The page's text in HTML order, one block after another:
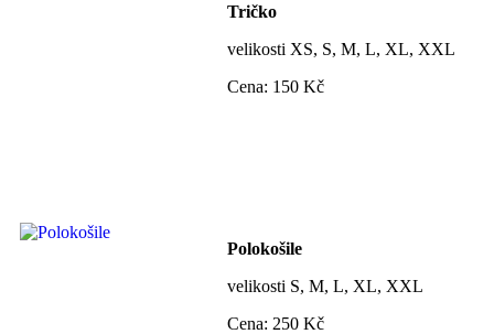
Tričko
velikosti XS, S, M, L, XL, XXL
Cena: 150 Kč
Polokošile
velikosti S, M, L, XL, XXL
Cena: 250 Kč